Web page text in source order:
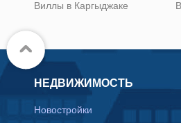
Виллы в Каргыджаке
НЕДВИЖИМОСТЬ
Новостройки